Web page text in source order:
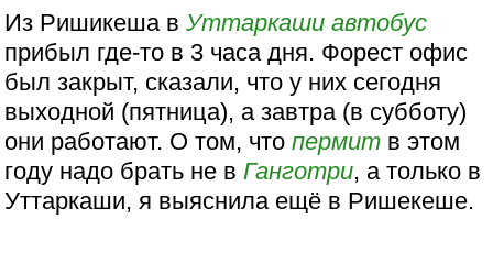
Из Ришикеша вУттаркаши автобус
прибыл где-то в 3 часа дня. Форест офис
был закрыт, сказали, что у них сегодня
выходной (пятница), а завтра (в субботу)
они работают. О том, чтопермит в этом
году надо брать не в Ганготри, а только в
Уттаркаши, я выяснила ещё в Ришекеше.